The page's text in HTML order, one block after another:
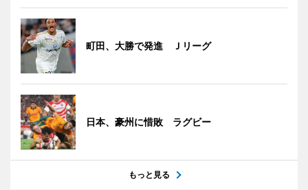
町田、大勝で発進 Ｊリーグ
日本、豪州に惜敗 ラグビー
もっと見る